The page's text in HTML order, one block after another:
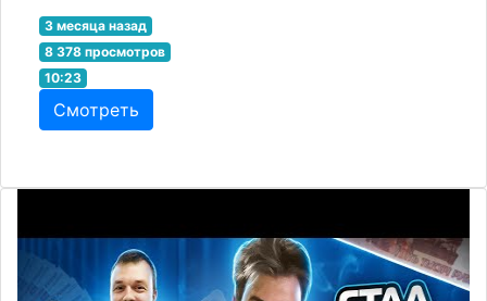
3 месяца назад
8 378 просмотров
10:23
Смотреть